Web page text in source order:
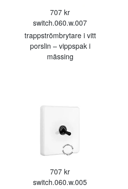
707 kr
switch.060.w.007
trappströmbrytare i vitt
porslin – vippspak i
mässing
707 kr
switch.060.w.005